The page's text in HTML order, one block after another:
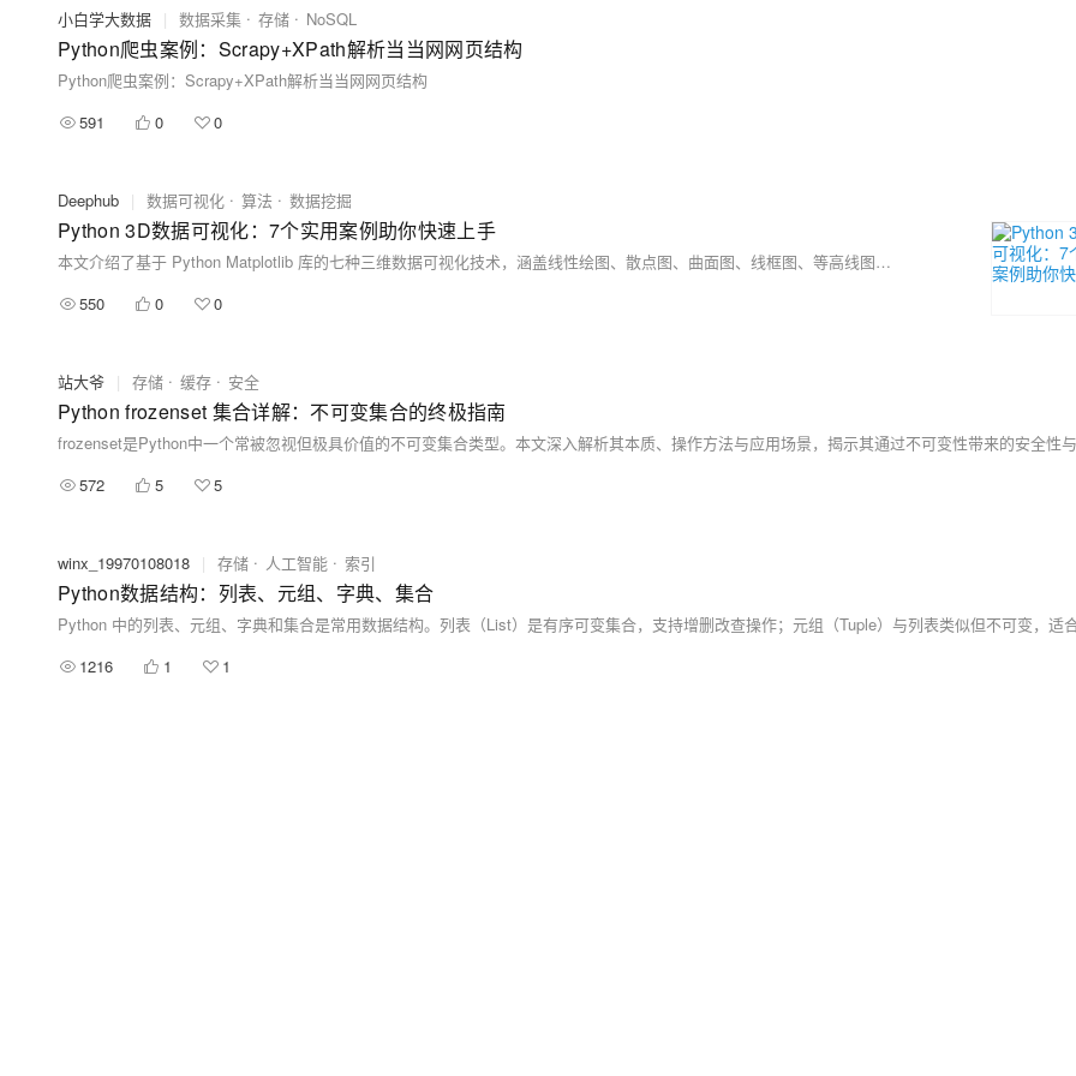
小白学大数据 | 数据采集 存储 NoSQL
Python爬虫案例：Scrapy+XPath解析当当网网页结构
Python爬虫案例：Scrapy+XPath解析当当网网页结构
591
0 0
Deephub | 数据可视化 算法 数据挖掘
Python 3D数据可视化：7个实用案例助你快速上手
本文介绍了基于 Python Matplotlib 库的七种三维数据可视化技术，涵盖线性绘图、散点图、曲面图、线框图、等高线图、三角剖分及莫比乌斯带建模。通过具体代码示例和输出结果，展示了如何配置三维投影环境并实现复杂数据的空间表示。这些方法广泛应用于科学计算、数据分析与工程领域，帮助揭示多维数据中的空间关系与规律，为深入分析提供技术支持。
550
0 0
站大爷 | 存储 缓存 安全
Python frozenset 集合详解：不可变集合的终极指南
572
5 5
winx_19970108018 | 存储 人工智能 索引
Python数据结构：列表、元组、字典、集合
1216
1 1